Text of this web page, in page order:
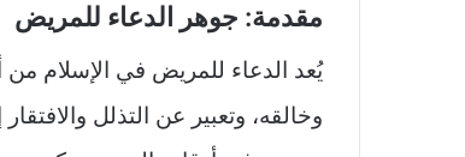
مقدمة: جوهر الدعاء للمريض
يُعد الدعاء للمريض في الإسلام
وخالقه، وتعبير عن التذلل